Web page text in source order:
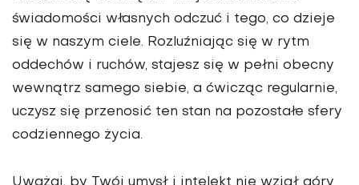
świadomości własnych odczuć i tego, co dzieje
się w naszym ciele. Rozluźniając się w rytm
oddechów i ruchów, stajesz się w pełni obecny
wewnątrz samego siebie, a ćwicząc regularnie,
uczysz się przenosić ten stan na pozostałe sfery
codziennego życia.